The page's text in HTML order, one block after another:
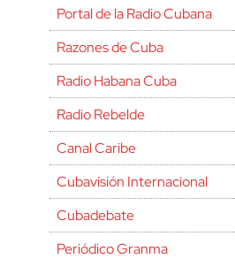
Portal de la Radio Cubana
Razones de Cuba
Radio Habana Cuba
Radio Rebelde
Canal Caribe
Cubavisión Internacional
Cubadebate
Periódico Granma